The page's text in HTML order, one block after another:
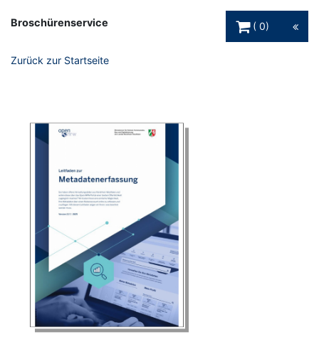
Broschürenservice
0
Zurück zur Startseite